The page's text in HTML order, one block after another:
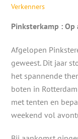
Verkenners
Pinksterkamp :
Afgelopen
geweest. Dit jaar
het spannende
boten in
met tenten en
weekend vol